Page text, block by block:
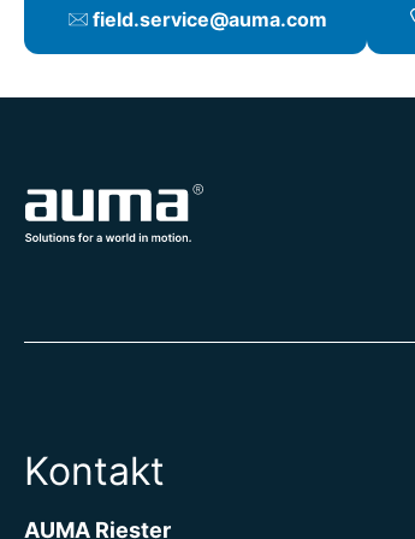
Firmwareupdate
Digitale Geräteaufnahme
field.service@auma.com
Kontakt
AUMA Riester